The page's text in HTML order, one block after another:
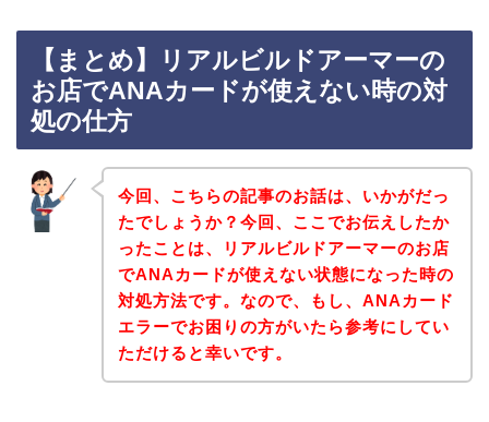
【まとめ】リアルビルドアーマーの
お店でANAカードが使えない時の対
処の仕方
今回、こちらの記事のお話は、いかがだっ
たでしょうか？今回、ここでお伝えしたか
ったことは、リアルビルドアーマーのお店
でANAカードが使えない状態になった時の
対処方法です。なので、もし、ANAカード
エラーでお困りの方がいたら参考にしてい
ただけると幸いです。